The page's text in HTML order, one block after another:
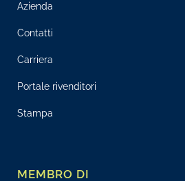
Azienda
Contatti
Carriera
Portale rivenditori
Stampa
MEMBRO DI